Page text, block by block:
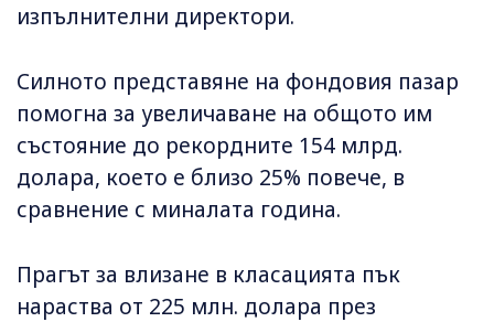
изпълнителни директори.
Силното представяне на фондовия пазар
помогна за увеличаване на общото им
състояние до рекордните 154 млрд.
долара, което е близо 25% повече, в
сравнение с миналата година.
Прагът за влизане в класацията пък
нараства от 225 млн. долара през